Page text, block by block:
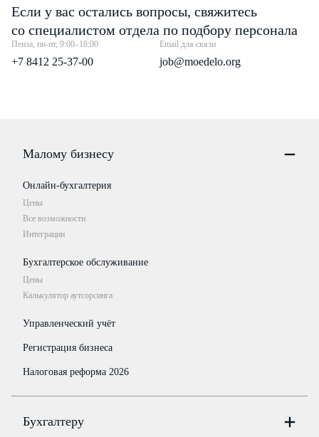
Если у вас остались вопросы, свяжитесь
со специалистом отдела по подбору персонала
Пенза, пн-пт, 9:00–18:00
+7 8412 25-37-00
Email для связи
job@moedelo.org
Малому бизнесу
Онлайн-бухгалтерия
Цены
Все возможности
Интеграции
Бухгалтерское обслуживание
Цены
Калькулятор аутсорсинга
Управленческий учёт
Регистрация бизнеса
Налоговая реформа 2026
Бухгалтеру